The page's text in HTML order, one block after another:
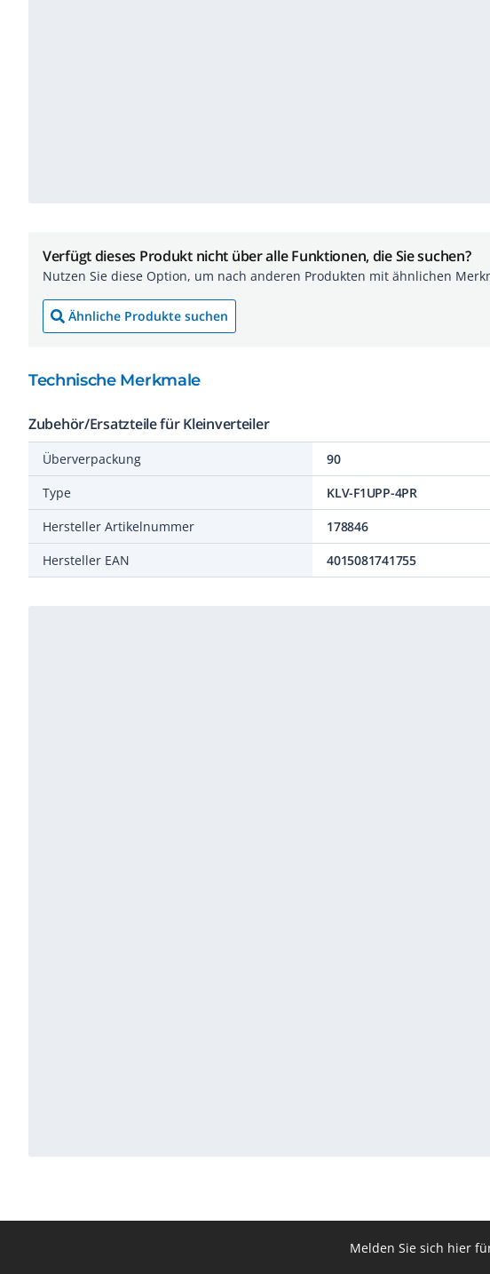
Verfügt dieses Produkt nicht über alle Funktionen, die Sie suchen?
Nutzen Sie diese Option, um nach anderen Produkten mit ähnlichen
Ähnliche Produkte suchen
Technische Merkmale
Zubehör/Ersatzteile für Kleinverteiler
Überverpackung
90
Type
KLV-F1UPP-4PR
Hersteller Artikelnummer
178846
Hersteller EAN
4015081741755
Melden Sie sich hier